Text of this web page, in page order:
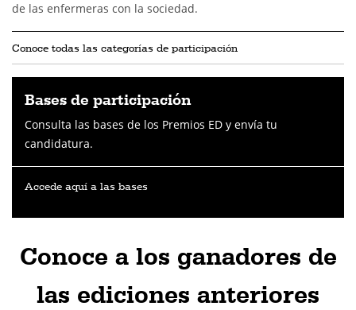
de las enfermeras con la sociedad.
Conoce todas las categorías de participación
Bases de participación
Consulta las bases de los Premios ED y envía tu
candidatura.
Accede aquí a las bases
Conoce a los ganadores de
las ediciones anteriores